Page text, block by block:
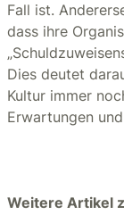
Fall ist.
dass ihre
Dies deutet
Kultur immer
Erwartungen
Weitere Artikel